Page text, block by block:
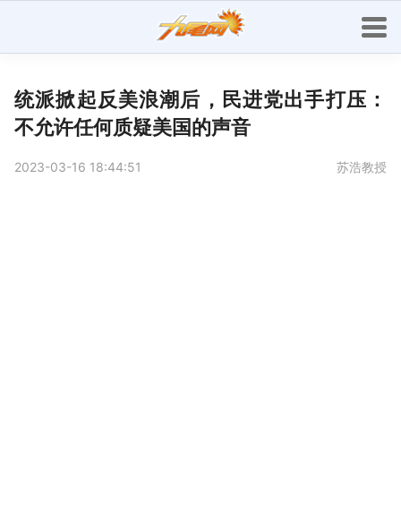
统派掀起反美浪潮后，民进党出手打压：
不允许任何质疑美国的声音
2023-03-16 18:44:51 苏浩教授